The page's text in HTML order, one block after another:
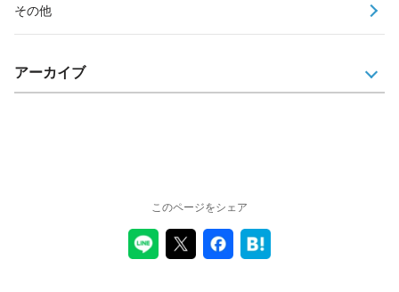
その他
アーカイブ
このページをシェア